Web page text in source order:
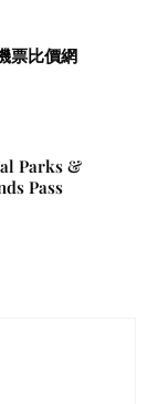
票比價網
Parks &
Pass